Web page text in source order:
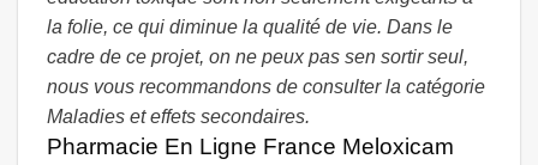
la folie, ce qui diminue la qualité de vie. Dans le
cadre de ce projet, on ne peux pas sen sortir seul,
nous vous recommandons de consulter la catégorie
Maladies et effets secondaires.
Pharmacie En Ligne France Meloxicam